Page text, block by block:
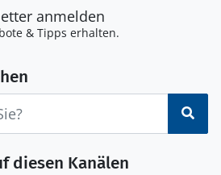
anmelden
& Tipps erhalten.
diesen Kanälen